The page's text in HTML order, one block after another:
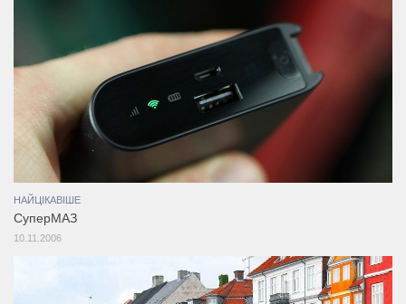
НАЙЦІКАВІШЕ
СуперМАЗ
10.11.2006